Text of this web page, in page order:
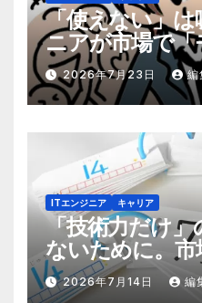
「使えない」
ニアが市場で
るための8個の
2026年7月23日 編
ITエンジニア キャリア
「技術力だけ」
ないために。市
する『プラスα
2026年7月14日 編